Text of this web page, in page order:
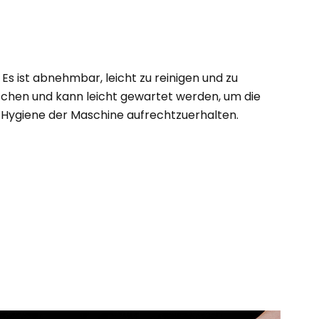
Es ist abnehmbar, leicht zu reinigen und zu
und kann leicht gewartet werden, um die
Hygiene der Maschine aufrechtzuerhalten.